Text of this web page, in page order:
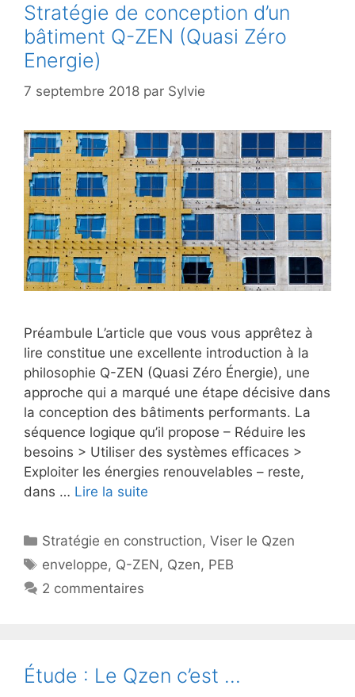
Stratégie de conception d’un
bâtiment Q-ZEN (Quasi Zéro
Energie)
7 septembre 2018 par Sylvie
Préambule L’article que vous vous apprêtez à
lire constitue une excellente introduction à la
philosophie Q-ZEN (Quasi Zéro Énergie), une
approche qui a marqué une étape décisive dans
la conception des bâtiments performants. La
séquence logique qu’il propose – Réduire les
besoins > Utiliser des systèmes efficaces >
Exploiter les énergies renouvelables – reste,
dans … Lire la suite
Catégories
Stratégie en construction,Viser le Qzen
Étiquettes
enveloppe, Q-ZEN, Qzen, PEB
2 commentaires
Étude : Le Qzen c’est …